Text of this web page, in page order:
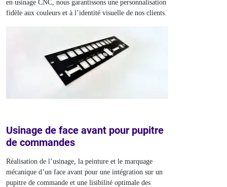
en usinage CNC, nous garantissons une personnalisation
fidèle aux couleurs et à l’identité visuelle de nos clients.
Usinage de face avant pour pupitre
de commandes
Réalisation de l’usinage, la peinture et le marquage
mécanique d’un face avant pour une intégration sur un
pupitre de commande et une lisibilité optimale des